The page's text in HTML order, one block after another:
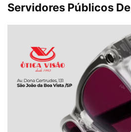
Servidores Públicos